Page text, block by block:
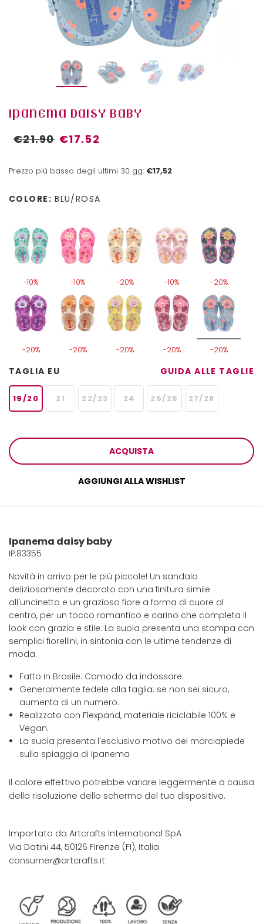
IPANEMA DAISY BABY
€21.90 €17.52
Prezzo più basso degli ultimi 30 gg: €17,52
COLORE: BLU/ROSA
-10% -10% -20% -10% -20%
-20% -20% -20% -20% -20%
TAGLIA EU GUIDA ALLE TAGLIE
19/20 21 22/23 24 25/26 27/28
ACQUISTA
AGGIUNGI ALLA WISHLIST
Ipanema daisy baby
IP.83355
Novità in arrivo per le più piccole! Un sandalo
deliziosamente decorato con una finitura simile
all'uncinetto e un grazioso fiore a forma di cuore al
centro, per un tocco romantico e carino che completa il
look con grazia e stile. La suola presenta una stampa con
semplici fiorellini, in sintonia con le ultime tendenze di
moda.
Fatto in Brasile. Comodo da indossare.
Generalmente fedele alla taglia: se non sei sicuro,
aumenta di un numero.
Realizzato con Flexpand, materiale riciclabile 100% e
Vegan.
La suola presenta l'esclusivo motivo del marciapiede
sulla spiaggia di Ipanema
Il colore effettivo potrebbe variare leggermente a causa
della risoluzione dello schermo del tuo dispositivo.
Importato da Artcrafts International SpA
Via Datini 44, 50126 Firenze (FI), Italia
consumer@artcrafts.it